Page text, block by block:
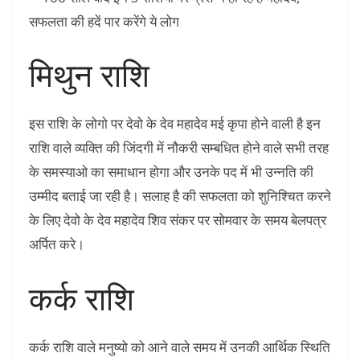
मिथुन राशि
इस राशि के लोगो पर देवो के देव महादेव मई कृपा होने वाली है इन
राशि वाले व्यक्ति की जिंदगी में नौकरी सम्बधित होने वाले सभी तरह
के समस्याओ का समाधान होगा और उनके पद में भी उन्नति की
उम्मीद बताई जा रही है। सलाह है की सफलता को शुनिश्चित करने
के लिए देवो के देव महादेव शिव संकर पर सोमवार के समय बेलपत्र
अर्पित करे।
कर्क राशि
कर्क राशि वाले मनुष्यो को आने वाले समय में उनकी आर्थिक स्थिति